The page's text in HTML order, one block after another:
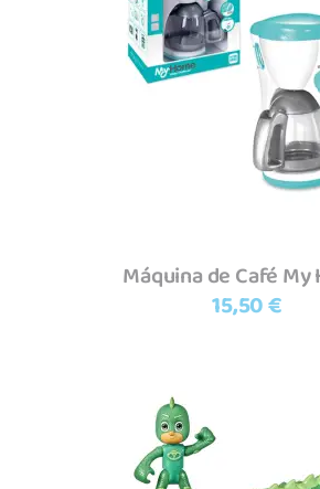
Adicionar
Máquina de Café My
15,50€